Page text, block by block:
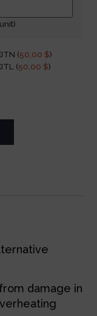
(50,00 $)
(50,00 $)
damage in